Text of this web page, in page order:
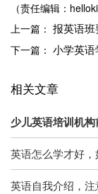
（责任编辑：
上一篇： 报英语班
下一篇： 小学英语
相关文章
少儿英语培训机
英语怎么学才好
英语自我介绍，注